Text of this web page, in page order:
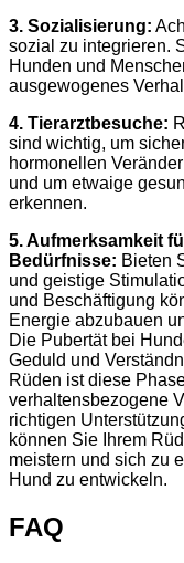
3. Sozialisierung:
sozial zu integrieren.
Hunden und
ausgewogenes
4. Tierarztbesuche:
sind wichtig, um
hormonellen
und um etwaige
erkennen.
5. Aufmerksamkeit
Bedürfnisse: Bieten
und geistige
und Beschäftigung
Energie abzubauen
Die Pubertät bei
Geduld und
Rüden ist diese
verhaltensbezogene
richtigen
können Sie Ihrem
meistern und sich zu
Hund zu entwickeln.
FAQ